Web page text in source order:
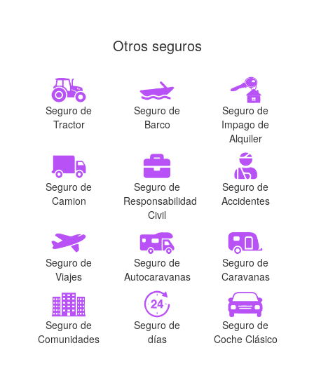
Otros seguros
Seguro de
Tractor
Seguro de
Barco
Seguro de
Impago de
Alquiler
Seguro de
Camion
Seguro de
Responsabilidad
Civil
Seguro de
Accidentes
Seguro de
Viajes
Seguro de
Autocaravanas
Seguro de
Caravanas
Seguro de
Comunidades
Seguro de
días
Seguro de
Coche Clásico